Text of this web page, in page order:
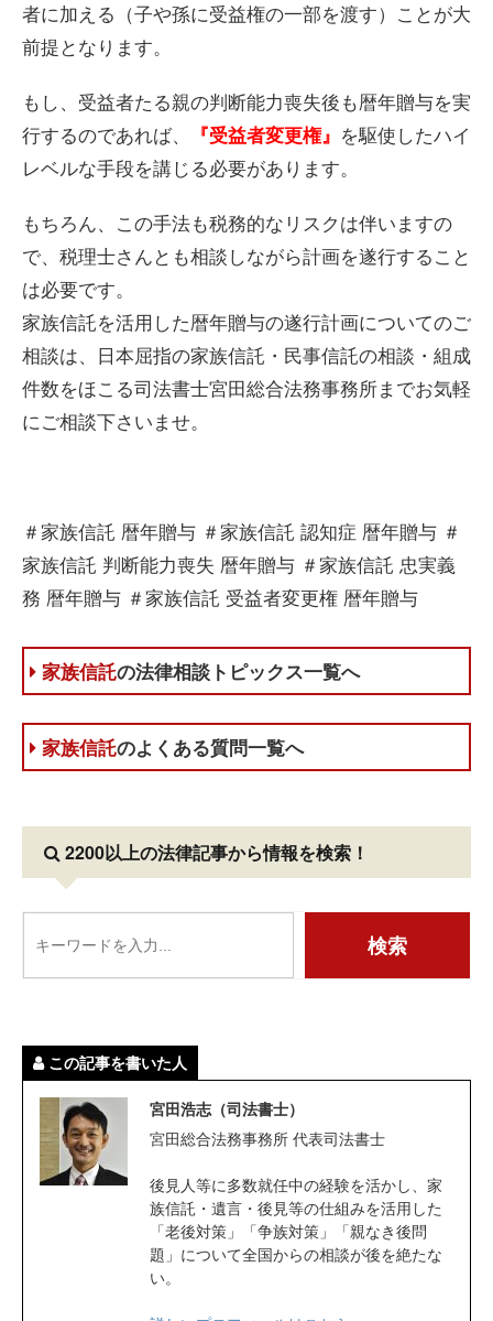
者に加える（子や孫に受益権の一部を渡す）ことが大
前提となります。
もし、受益者たる親の判断能力喪失後も暦年贈与を実
行するのであれば、
『受益者変更権』 を駆使したハイ
レベルな手段を講じる必要があります。
もちろん、この手法も税務的なリスクは伴いますの
で、税理士さんとも相談しながら計画を遂行すること
は必要です。
家族信託を活用した暦年贈与の遂行計画についてのご
相談は、日本屈指の家族信託・民事信託の相談・組成
件数をほこる司法書士宮田総合法務事務所までお気軽
にご相談下さいませ。
＃家族信託 暦年贈与 ＃家族信託 認知症 暦年贈与 ＃
家族信託 判断能力喪失 暦年贈与 ＃家族信託 忠実義
務 暦年贈与 ＃家族信託 受益者変更権 暦年贈与
家族信託の法律相談トピックス一覧へ
家族信託のよくある質問一覧へ
2200以上の法律記事から情報を検索！
この記事を書いた人
宮田浩志（司法書士）
宮田総合法務事務所 代表司法書士
後見人等に多数就任中の経験を活かし、家
族信託・遺言・後見等の仕組みを活用した
「老後対策」「争族対策」「親なき後問
題」について全国からの相談が後を絶たな
い。